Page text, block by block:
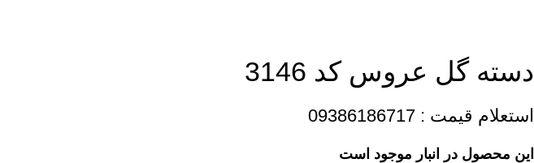
دسته گل عروس کد 3146
استعلام قیمت : 09386186717
این محصول در انبار موجود است